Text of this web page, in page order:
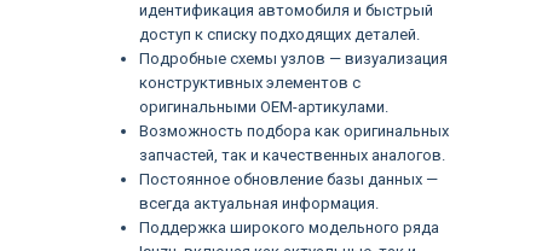
идентификация автомобиля и быстрый
доступ к списку подходящих деталей.
Подробные схемы узлов — визуализация
конструктивных элементов с
оригинальными OEM-артикулами.
Возможность подбора как оригинальных
запчастей, так и качественных аналогов.
Постоянное обновление базы данных —
всегда актуальная информация.
Поддержка широкого модельного ряда